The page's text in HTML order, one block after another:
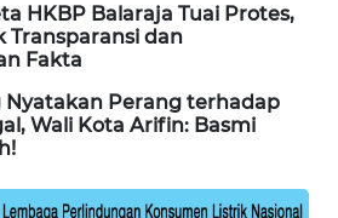
HKBP Balaraja Tuai Protes,
Transparansi dan
Fakta
Nyatakan Perang terhadap
Wali Kota Arifin: Basmi